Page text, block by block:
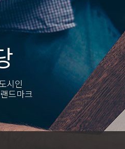
안내
역사관
후기
도
관상징(CI)/홍보문양(BI)
시인
드마크